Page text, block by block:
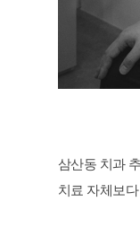
삼산동 치과
치료 자체보